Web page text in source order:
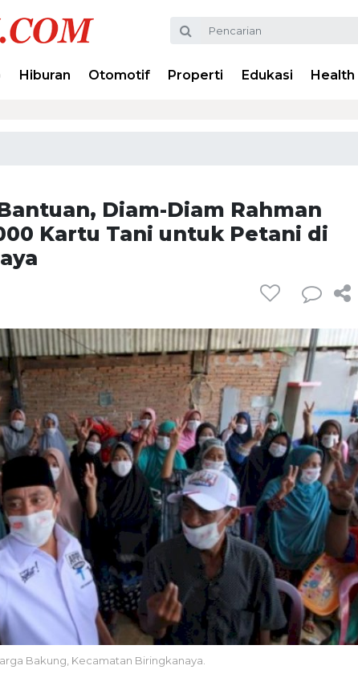
Hiburan Otomotif Properti Edukasi Health
Diam-Diam Rahman
Kartu Tani untuk Petani di
Bakung, Kecamatan Biringkanaya.